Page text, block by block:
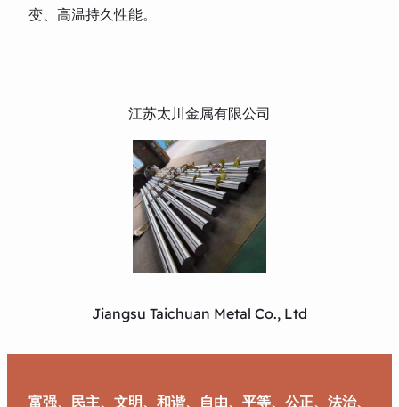
变、高温持久性能。
江苏太川金属有限公司
Jiangsu Taichuan Metal Co., Ltd
富强、民主、文明、和谐、自由、平等、公正、法治、